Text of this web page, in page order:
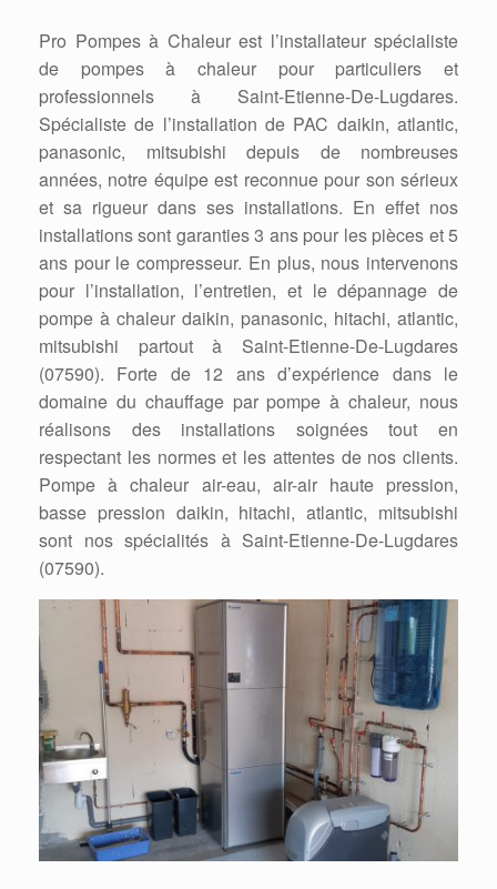
Pro Pompes à Chaleur est l’installateur spécialiste
de pompes à chaleur pour particuliers et
professionnels à Saint-Etienne-De-Lugdares.
Spécialiste de l’installation de PAC daikin, atlantic,
panasonic, mitsubishi depuis de nombreuses
années, notre équipe est reconnue pour son sérieux
et sa rigueur dans ses installations. En effet nos
installations sont garanties 3 ans pour les pièces et 5
ans pour le compresseur. En plus, nous intervenons
pour l’installation, l’entretien, et le dépannage de
pompe à chaleur daikin, panasonic, hitachi, atlantic,
mitsubishi partout à Saint-Etienne-De-Lugdares
(07590). Forte de 12 ans d’expérience dans le
domaine du chauffage par pompe à chaleur, nous
réalisons des installations soignées tout en
respectant les normes et les attentes de nos clients.
Pompe à chaleur air-eau, air-air haute pression,
basse pression daikin, hitachi, atlantic, mitsubishi
sont nos spécialités à Saint-Etienne-De-Lugdares
(07590).